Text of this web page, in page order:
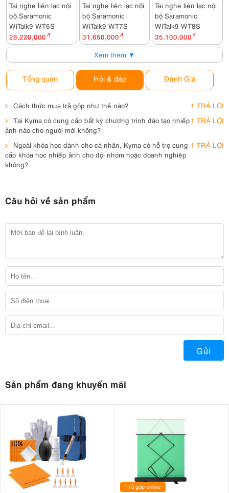
Tai nghe liên lạc nội
bộ Saramonic
WiTalk9 WT6S
28,220,000 đ
Tai nghe liên lạc nội
bộ Saramonic
WiTalk9 WT7S
31,650,000 đ
Tai nghe liên lạc nội
bộ Saramonic
WiTalk9 WT8S
35,100,000 đ
Xem thêm ▼
Tổng quan Hỏi & đáp Đánh Giá
Cách thức mua trả góp như thế nào?
1 TRẢ LỜI
Tại Kyma có cung cấp bất kỳ chương trình đào tạo nhiếp
ảnh nào cho người mới không?
1 TRẢ LỜI
Ngoài khóa học dành cho cá nhân, Kyma có hỗ trợ cung
cấp khóa học nhiếp ảnh cho đội nhóm hoặc doanh nghiệp
không?
1 TRẢ LỜI
Câu hỏi về sản phẩm
Gửi
Sản phẩm đang khuyến mãi
Trả góp online